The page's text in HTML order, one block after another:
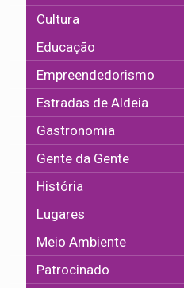
Cultura
Educação
Empreendedorismo
Estradas de Aldeia
Gastronomia
Gente da Gente
História
Lugares
Meio Ambiente
Patrocinado